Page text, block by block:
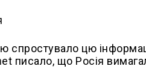
спростувало цю
писало, що Росія